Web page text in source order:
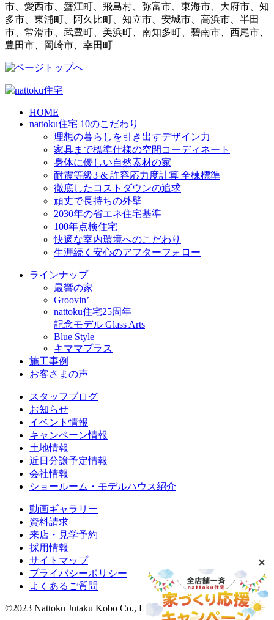
市、愛西市、蟹江町、飛島村、弥富市、東海市、大府市、知
多市、東浦町、阿久比町、知立市、安城市、高浜市、半田
市、常滑市、武豊町、美浜町、南知多町、碧南市、西尾市、
豊田市、岡崎市、幸田町
HOME
nattoku住宅 10のこだわり
理想の暮らしを引き出すデザイン力
家具まで標準仕様の空間コーディネート
身体に優しい自然素材の家
耐震等級3 & 許容応力度計算 全棟標準
徹底したコストダウンの追求
頑丈で長持ちの外壁
2030年の省エネ住宅基準
100年点検住宅
快適な室内環境へのこだわり
生涯続く安心のアフターフォロー
ラインナップ
最響の家
Groovin’
nattoku住宅25周年
記念モデル Glass Arts
Blue Style
キママプラス
施工事例
お客さまの声
スタッフブログ
お知らせ
イベント情報
キャンペーン情報
土地情報
近日分譲予定情報
会社情報
ショールーム・モデルハウス紹介
動画ギャラリー
資料請求
来店・見学予約
採用情報
サイトマップ
プライバシーポリシー
よくあるご質問
©2023 Nattoku Jutaku Kobo Co., Ltd.